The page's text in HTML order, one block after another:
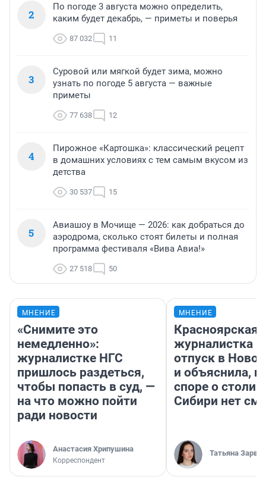
2
По погоде 3 августа можно определить,
каким будет декабрь, — приметы и поверья
87 032 11
3
Суровой или мягкой будет зима, можно
узнать по погоде 5 августа — важные
приметы
77 638 12
4
Пирожное «Картошка»: классический рецепт
в домашних условиях с тем самым вкусом из
детства
30 537 15
5
Авиашоу в Мочище — 2026: как добраться до
аэродрома, сколько стоят билеты и полная
программа фестиваля «Вива Авиа!»
27 518 50
МНЕНИЕ
«Снимите это
немедленно»:
журналистке НГС
пришлось раздеться,
чтобы попасть в суд, —
на что можно пойти
ради новости
Анастасия Хрипушина
Корреспондент
МНЕНИЕ
Красноярская
журналистка
отпуск в
и объяснила,
споре о
Сибири нет
Татьяна Зарва